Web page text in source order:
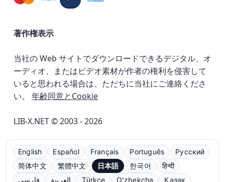
著作権表示
当社の Web サイトでダウンロードできるデジタル、オ
ーディオ、またはビデオ素材が作者の権利を侵害して
いると思われる場合は、ただちに当社にご連絡くださ
い。 年齢同意とCookie
LIB-X.NET © 2003 - 2026
English Español Français Português
Русский
简体中文
繁體中文 日本語 한국어
हिन्दी
فارسی
العربية Türkçe Oʻzbekcha Қазақ